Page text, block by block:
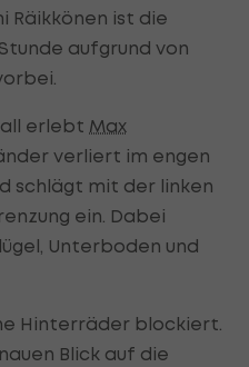
Räikkönen ist die
aufgrund von
erlebt Max
verliert im engen
schlägt mit der linken
ein. Dabei
Unterboden und
Hinterräder blockiert.
Blick auf die